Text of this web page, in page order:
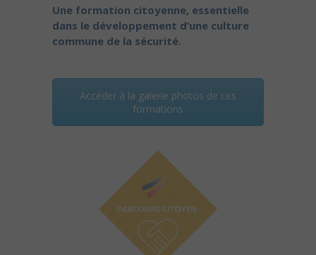
Une formation citoyenne, essentielle
dans le développement d’une culture
commune de la sécurité.
Accéder à la galerie photos de ces
formations